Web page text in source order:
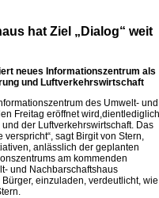
hat Ziel „Dialog“ weit
neues Informationszentrum als
und Luftverkehrswirtschaft
des Umwelt- und
Freitag eröffnet wird,dientlediglich
der Luftverkehrswirtschaft. Das
sagt Birgit von Stern,
anlässlich der geplanten
am kommenden
und Nachbarschaftshaus
einzuladen, verdeutlicht, wie